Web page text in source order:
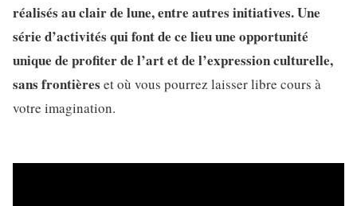
réalisés au clair de lune, entre autres initiatives. Une
série d’activités qui font de ce lieu une opportunité
unique de profiter de l’art et de l’expression culturelle,
sans frontières et où vous pourrez laisser libre cours à
votre imagination.